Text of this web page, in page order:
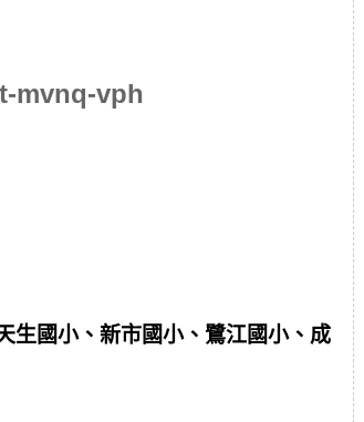
mvnq-vph
生國小、新市國小、鷺江國小、成